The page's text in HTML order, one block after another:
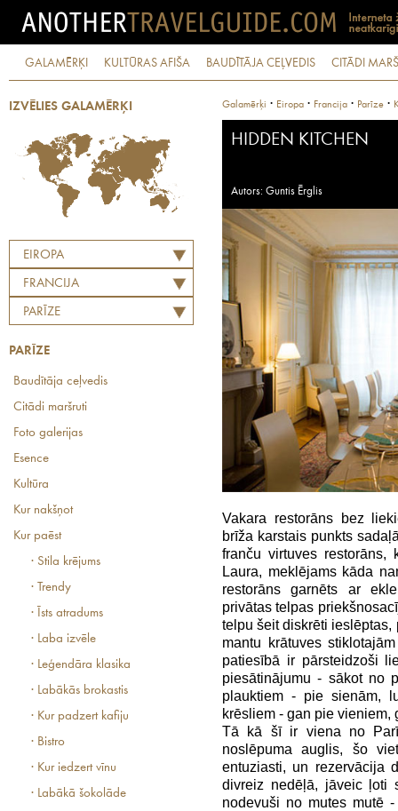
GALAMĒRĶI KULTŪRAS AFIŠA BAUDĪTĀJA CEĻVEDIS CITĀDI
IZVĒLIES GALAMĒRĶI
EIROPA
FRANCIJA
PARĪZE
PARĪZE
Baudītāja ceļvedis
Citādi maršruti
Foto galerijas
Esence
Kultūra
Kur nakšņot
Kur paēst
· Stila krējums
· Trendy
· Īsts atradums
· Laba izvēle
· Leģendāra klasika
· Labākās brokastis
· Kur padzert kafiju
· Bistro
· Kur iedzert vīnu
· Labākā šokolāde
Galamērķi · Eiropa · Francija · Parīze ·
HIDDEN KITCHEN
Autors: Guntis Ērglis
Vakara restorāns bez
brīža karstais punkts
franču virtuves restorāns,
Laura, meklējams kāda
restorāns garnēts ar
privātas telpas
telpu šeit diskrēti
mantu krātuves
patiesībā ir pārsteidzoši
piesātinājumu - sākot no
plauktiem - pie sienām,
krēsliem - gan pie vieniem,
Tā kā šī ir viena no
noslēpuma auglis, šo
entuziasti, un rezervācija
divreiz nedēļā, jāveic ļoti
nodevuši no mutes mutē